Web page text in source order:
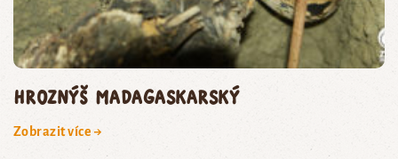
hroznýš madagaskarský
Zobrazit více →